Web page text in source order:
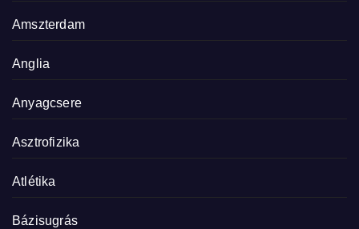
Amszterdam
Anglia
Anyagcsere
Asztrofizika
Atlétika
Bázisugrás